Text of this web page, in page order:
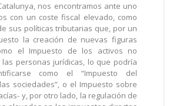
nos encontramos ante uno
con un coste fiscal elevado, como
sus políticas tributarias que, por un
la creación de nuevas figuras
el Impuesto de los activos no
personas jurídicas, lo que podría
como el “Impuesto del
sociedades”, o el Impuesto sobre
y, por otro lado, la regulación de